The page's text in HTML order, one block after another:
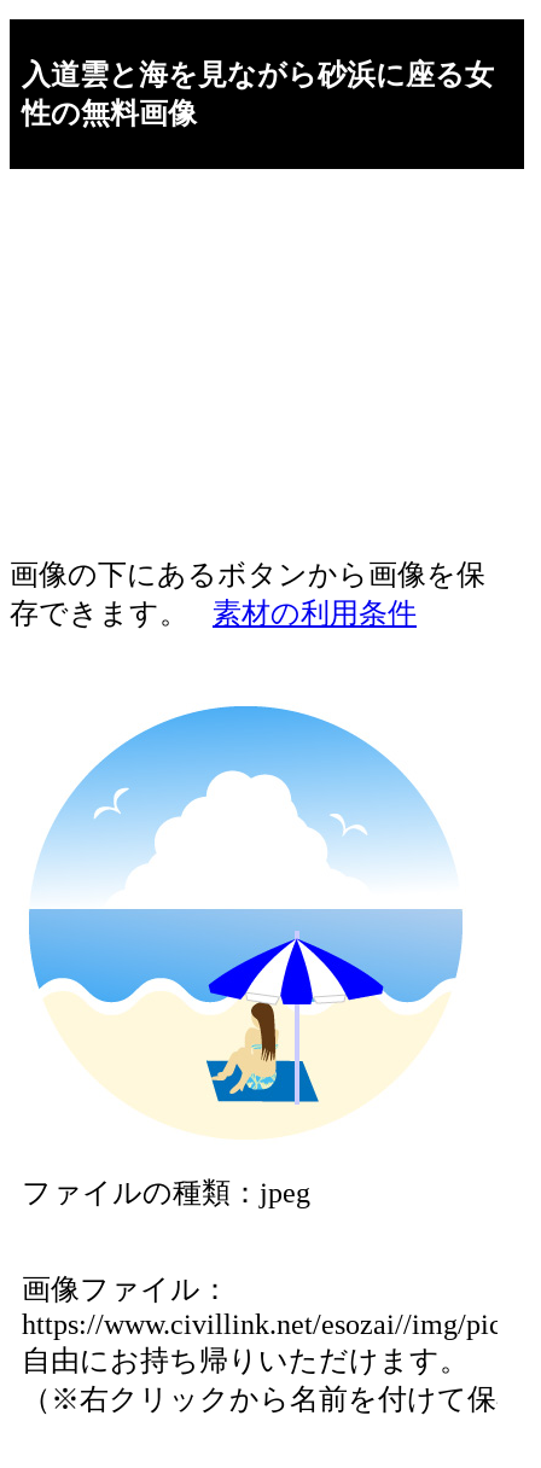
入道雲と海を見ながら砂浜に座る女
性の無料画像
画像の下にあるボタンから画像を保
存できます。
素材の利用条件
ファイルの種類：jpeg
画像ファイル：
https://www.civillink.net/esozai//img/
自由にお持ち帰りいただけます。
（※右クリックから名前を付けて保存